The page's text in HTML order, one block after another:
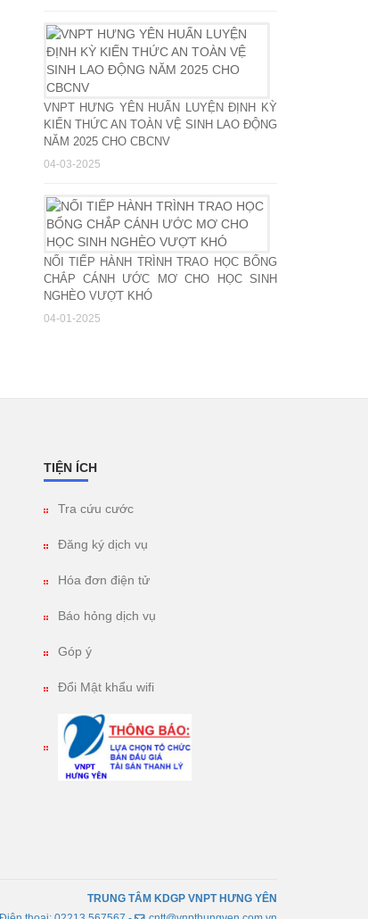
VNPT HƯNG YÊN HUẤN LUYỆN ĐỊNH KỲ
KIẾN THỨC AN TOÀN VỆ SINH LAO ĐỘNG
NĂM 2025 CHO CBCNV
04-03-2025
NỐI TIẾP HÀNH TRÌNH TRAO HỌC BỔNG
CHẮP CÁNH ƯỚC MƠ CHO HỌC SINH
NGHÈO VƯỢT KHÓ
04-01-2025
TIỆN ÍCH
Tra cứu cước
Đăng ký dịch vụ
Hóa đơn điện tử
Báo hỏng dịch vụ
Góp ý
Đổi Mật khẩu wifi
TRUNG TÂM KDGP VNPT HƯNG YÊN